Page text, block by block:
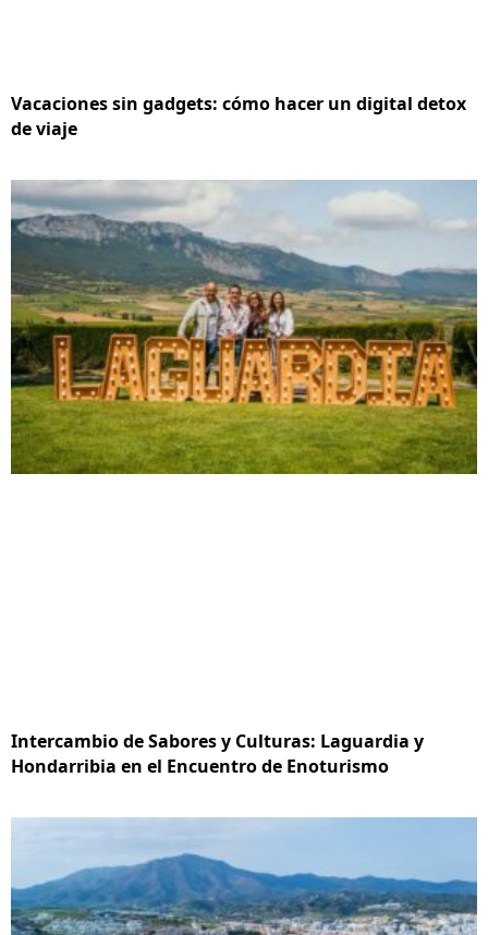
Vacaciones sin gadgets: cómo hacer un digital detox
de viaje
Intercambio de Sabores y Culturas: Laguardia y
Hondarribia en el Encuentro de Enoturismo